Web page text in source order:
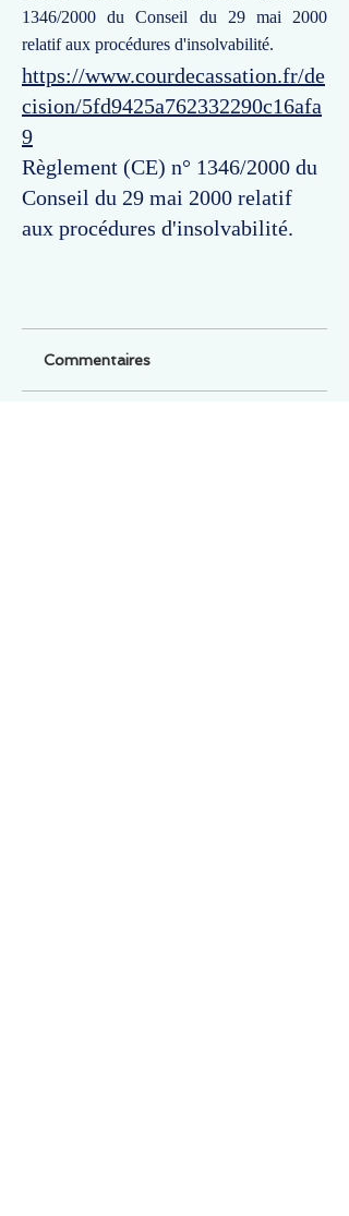
1346/2000 du Conseil du 29 mai 2000
relatif aux procédures d'insolvabilité.
https://www.courdecassation.fr/de
cision/5fd9425a762332290c16afa
9
Règlement (CE) n° 1346/2000 du
Conseil du 29 mai 2000 relatif
aux procédures d'insolvabilité.
Commentaires